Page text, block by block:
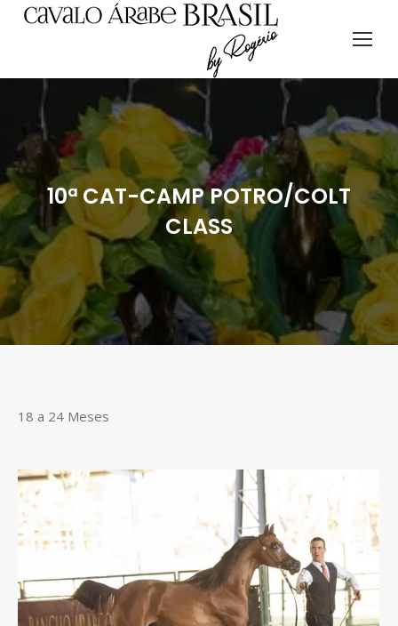
10ª CAT-CAMP POTRO/COLT
CLASS
18 a 24 Meses